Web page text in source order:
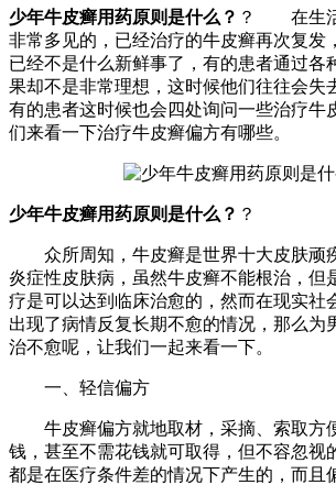
少年牛皮癣用药原则是什么？ ？ 在生活
非常多见的，已经治疗的牛皮癣再次复发
已经不是什么新鲜事了，有的患者通过各
果却不是非常理想，这时候他们往往会失
有的患者这时候也会四处询问一些治疗牛
们来看一下治疗牛皮癣偏方有哪些。
少年牛皮癣用药原则是什么？ ？
众所周知，牛皮癣是世界十大皮肤顽
炎症性皮肤病，虽然牛皮癣不能根治，但
疗是可以达到临床治愈的，然而在现实社
出现了病情反复长期不愈的情况，那么为
治不愈呢，让我们一起来看一下。
一、轻信偏方
牛皮癣偏方就地取材，采摘、索取方
钱，甚至不需花钱就可取得，但不容忽视
都是在医疗条件差的情况下产生的，而且